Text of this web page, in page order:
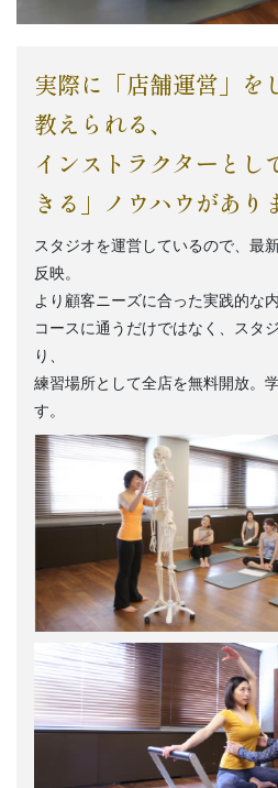
実際に「店舗運営」を
教えられる、
インストラクターとし
きる」ノウハウがあり
スタジオを運営しているので、最
反映。
より顧客ニーズに合った実践的な
コースに通うだけではなく、スタ
り、
練習場所として全店を無料開放。
す。